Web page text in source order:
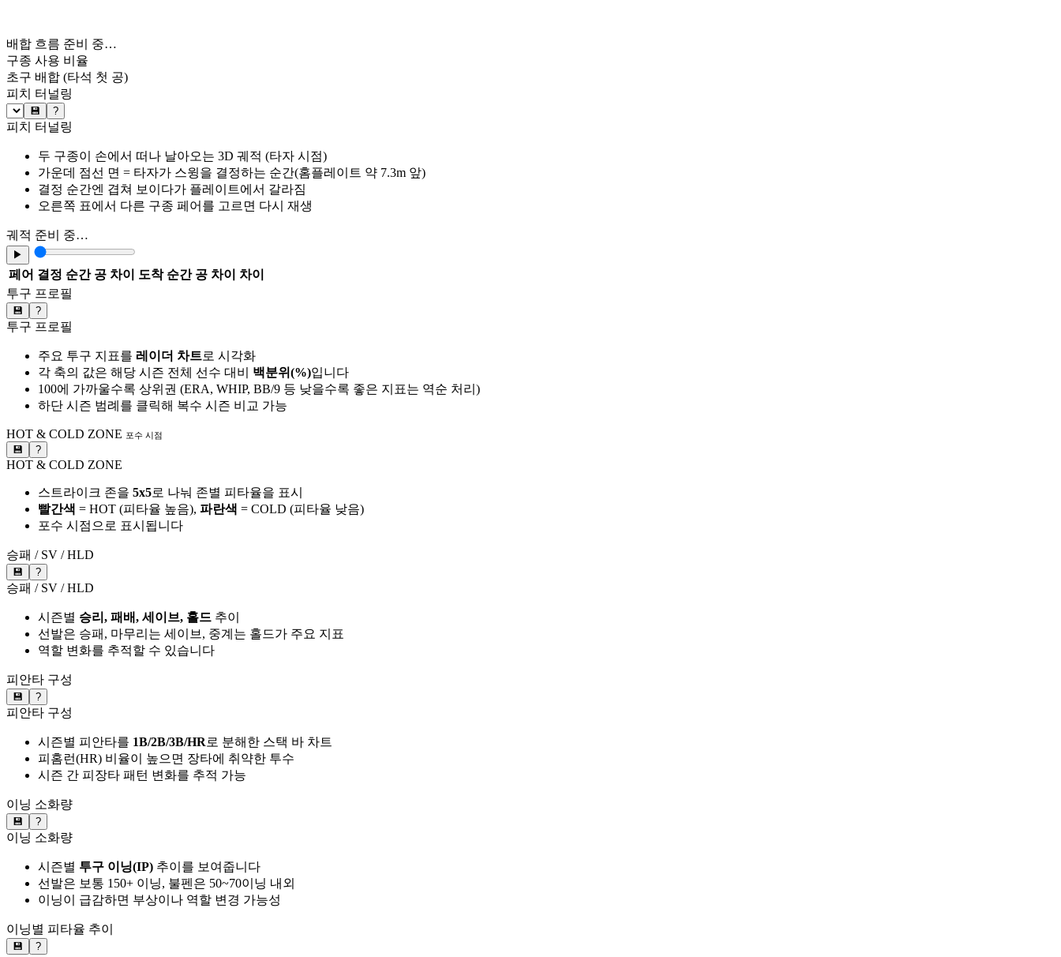
배합 흐름 준비 중…
구종 사용 비율
초구 배합 (타석 첫 공)
피치 터널링
💾 ?
피치 터널링
두 구종이 손에서 떠나 날아오는 3D 궤적 (타자 시점)
가운데 점선 면 = 타자가 스윙을 결정하는 순간(홈플레이트 약 7.3m 앞)
결정 순간엔 겹쳐 보이다가 플레이트에서 갈라짐
오른쪽 표에서 다른 구종 페어를 고르면 다시 재생
궤적 준비 중…
▶
페어 결정 순간 공 차이 도착 순간 공 차이
차이
투구 프로필
💾 ?
투구 프로필
주요 투구 지표를 레이더 차트로 시각화
각 축의 값은 해당 시즌 전체 선수 대비 백분위(%)입니다
100에 가까울수록 상위권 (ERA, WHIP, BB/9 등 낮을수록 좋은 지표는 역순 처리)
하단 시즌 범례를 클릭해 복수 시즌 비교 가능
HOT & COLD ZONE 포수 시점
💾 ?
HOT & COLD ZONE
스트라이크 존을 5x5로 나눠 존별 피타율을 표시
빨간색 = HOT (피타율 높음), 파란색 = COLD (피타율 낮음)
포수 시점으로 표시됩니다
승패 / SV / HLD
💾 ?
승패 / SV / HLD
시즌별 승리, 패배, 세이브, 홀드 추이
선발은 승패, 마무리는 세이브, 중계는 홀드가 주요 지표
역할 변화를 추적할 수 있습니다
피안타 구성
💾 ?
피안타 구성
시즌별 피안타를 1B/2B/3B/HR로 분해한 스택 바 차트
피홈런(HR) 비율이 높으면 장타에 취약한 투수
시즌 간 피장타 패턴 변화를 추적 가능
이닝 소화량
💾 ?
이닝 소화량
시즌별 투구 이닝(IP) 추이를 보여줍니다
선발은 보통 150+ 이닝, 불펜은 50~70이닝 내외
이닝이 급감하면 부상이나 역할 변경 가능성
이닝별 피타율 추이
💾 ?